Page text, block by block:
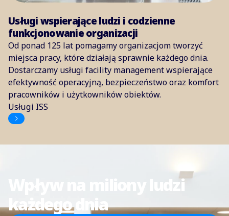
Usługi wspierające ludzi i codzienne
funkcjonowanie organizacji
Od ponad 125 lat pomagamy organizacjom tworzyć
miejsca pracy, które działają sprawnie każdego dnia.
Dostarczamy usługi facility management wspierające
efektywność operacyjną, bezpieczeństwo oraz komfort
pracowników i użytkowników obiektów.
Usługi ISS
Wpływ na miliony ludzi
każdego dnia